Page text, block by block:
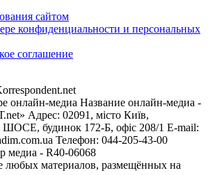
сайтом
конфиденциальности и персональных
соглашение
онлайн-медиа Название онлайн-медиа -
Адрес: 02091, місто Київ,
будинок 172-Б, офіс 208/1 E-mail:
Телефон: 044-205-43-00
медиа - R40-06068
любых материалов, размещённых на